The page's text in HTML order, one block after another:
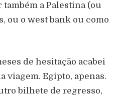
a Palestina (ou
ou o west bank ou como
de hesitação acabei
viagem. Egipto, apenas.
bilhete de regresso,